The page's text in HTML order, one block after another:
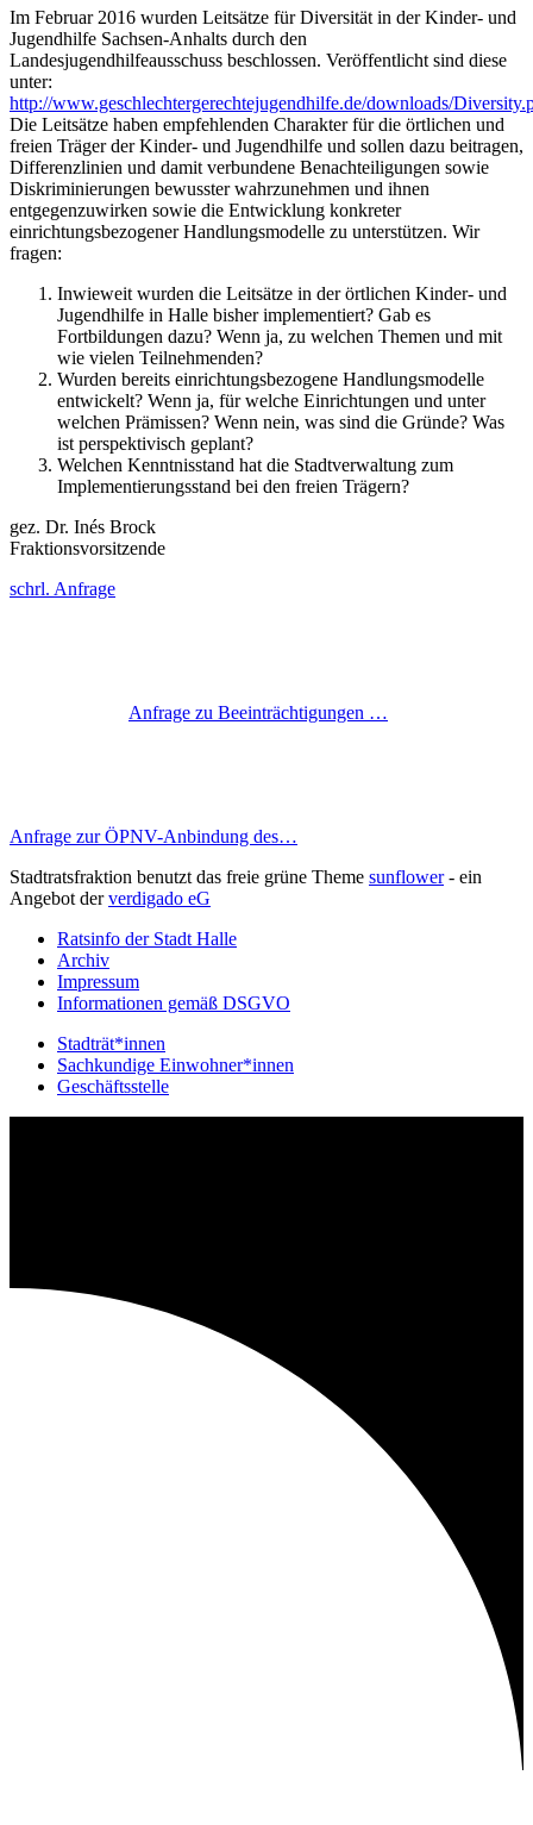
Im Februar 2016 wurden Leitsätze für Diversität in der Kinder- und
Jugendhilfe Sachsen-Anhalts durch den
Landesjugendhilfeausschuss beschlossen. Veröffentlicht sind diese
unter:
http://www.geschlechtergerechtejugendhilfe.de/downloads/
Die Leitsätze haben empfehlenden Charakter für die örtlichen und
freien Träger der Kinder- und Jugendhilfe und sollen dazu beitragen,
Differenzlinien und damit verbundene Benachteiligungen sowie
Diskriminierungen bewusster wahrzunehmen und ihnen
entgegenzuwirken sowie die Entwicklung konkreter
einrichtungsbezogener Handlungsmodelle zu unterstützen. Wir
fragen:
Inwieweit wurden die Leitsätze in der örtlichen Kinder- und
Jugendhilfe in Halle bisher implementiert? Gab es
Fortbildungen dazu? Wenn ja, zu welchen Themen und mit
wie vielen Teilnehmenden?
Wurden bereits einrichtungsbezogene Handlungsmodelle
entwickelt? Wenn ja, für welche Einrichtungen und unter
welchen Prämissen? Wenn nein, was sind die Gründe? Was
ist perspektivisch geplant?
Welchen Kenntnisstand hat die Stadtverwaltung zum
Implementierungsstand bei den freien Trägern?
gez. Dr. Inés Brock
Fraktionsvorsitzende
schrl. Anfrage
Anfrage zu Beeinträchtigungen …
Anfrage zur ÖPNV-Anbindung des…
Stadtratsfraktion benutzt das freie grüne Theme sunflower‐ ein
Angebot derverdigado eG
Ratsinfo der Stadt Halle
Archiv
Impressum
Informationen gemäß DSGVO
Stadträt*innen
Sachkundige Einwohner*innen
Geschäftsstelle